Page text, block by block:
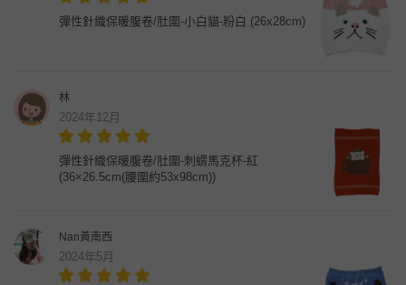
彈性針織保暖腹卷/肚圍-小白貓-粉白 (26x28cm)
林
2024年12月
彈性針織保暖腹卷/肚圍-刺蝟馬克杯-紅
(36×26.5cm(腰圍約53x98cm))
Nan黃南西
2024年5月